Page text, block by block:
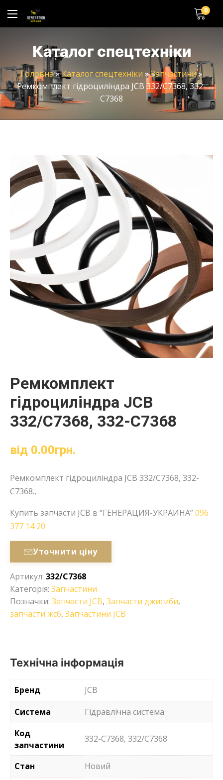
0
Каталог спецтехніки
Головна»Каталог спецтехніки »Запчастини»
Ремкомплект гідроциліндра JCB 332/C7368, 332-
C7368
Ремкомплект
гідроциліндра JCB
332/C7368, 332-C7368
від 0.00грн.
Ремкомплект гідроциліндра JCB 332/C7368, 332-
C7368.,
Купить запчасти JCB в “ГЕНЕРАЦИЯ-УКРАИНА”096
377 14 20
Уточнити ціну
Артикул: 332/C7368
Категорія: Запчастини
Позначки: Запчасти JCB, Запчасти джисиби,
запчасти жсб, Запчастини JCB
Технічна інформація
Бренд
JCB
Система
Гідравлічна система
Код
запчастини
332-C7368, 332/C7368
Стан
Новий